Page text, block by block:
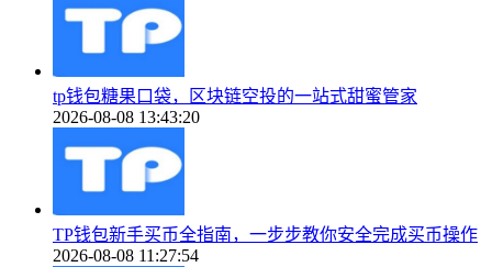
tp钱包糖果口袋，区块链空投的一站式甜蜜管家
2026-08-08 13:43:20
TP钱包新手买币全指南，一步步教你安全完成买币操作
2026-08-08 11:27:54